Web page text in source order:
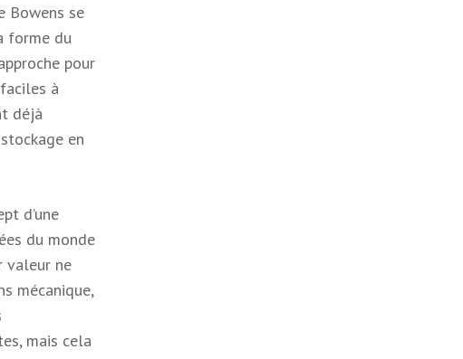
Bowens se
forme du
pour
à
déjà
en
d’une
du monde
valeur ne
mécanique,
mais cela